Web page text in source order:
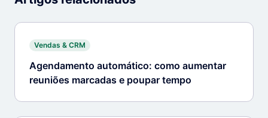
Vendas & CRM
Agendamento automático: como aumentar
reuniões marcadas e poupar tempo